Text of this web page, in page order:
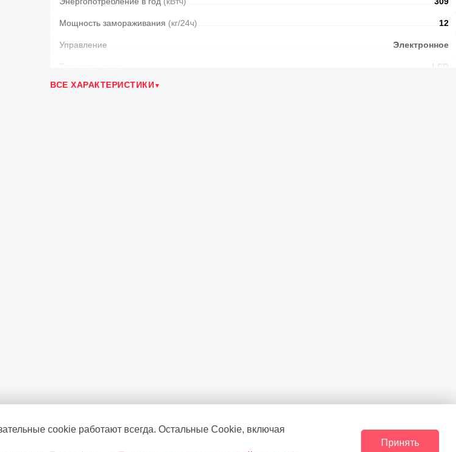
Мощность замораживания (кг/24ч) 12
Управление Электронное
LED
Режим суперзамораживания
ВСЕ ХАРАКТЕРИСТИКИ
cookie работают всегда. Остальные Сookie, включая
Принять